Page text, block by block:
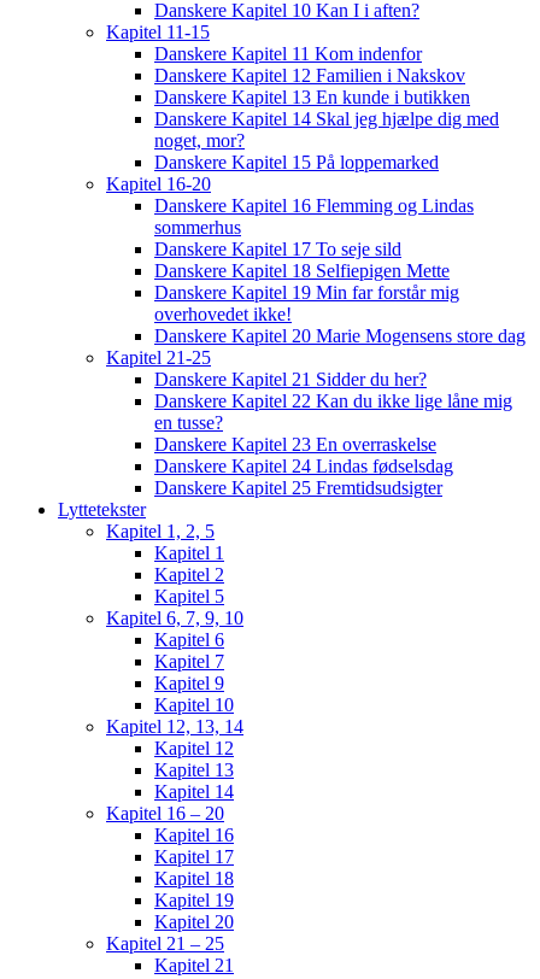
Danskere Kapitel 10 Kan I i aften?
Kapitel 11-15
Danskere Kapitel 11 Kom indenfor
Danskere Kapitel 12 Familien i Nakskov
Danskere Kapitel 13 En kunde i butikken
Danskere Kapitel 14 Skal jeg hjælpe dig med
noget, mor?
Danskere Kapitel 15 På loppemarked
Kapitel 16-20
Danskere Kapitel 16 Flemming og Lindas
sommerhus
Danskere Kapitel 17 To seje sild
Danskere Kapitel 18 Selfiepigen Mette
Danskere Kapitel 19 Min far forstår mig
overhovedet ikke!
Danskere Kapitel 20 Marie Mogensens store dag
Kapitel 21-25
Danskere Kapitel 21 Sidder du her?
Danskere Kapitel 22 Kan du ikke lige låne mig
en tusse?
Danskere Kapitel 23 En overraskelse
Danskere Kapitel 24 Lindas fødselsdag
Danskere Kapitel 25 Fremtidsudsigter
Lyttetekster
Kapitel 1, 2, 5
Kapitel 1
Kapitel 2
Kapitel 5
Kapitel 6, 7, 9, 10
Kapitel 6
Kapitel 7
Kapitel 9
Kapitel 10
Kapitel 12, 13, 14
Kapitel 12
Kapitel 13
Kapitel 14
Kapitel 16 – 20
Kapitel 16
Kapitel 17
Kapitel 18
Kapitel 19
Kapitel 20
Kapitel 21 – 25
Kapitel 21